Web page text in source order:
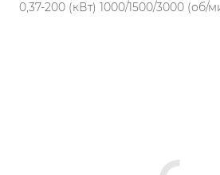
0,37-200 (кВт) 1000/1500/3000 (об/